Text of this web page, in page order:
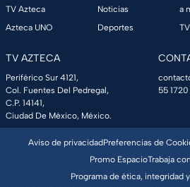
TV Azteca
Azteca UNO
Noticias
Deportes
a
TV AZTECA
Periférico Sur 4121,
Col. Fuentes Del Pedregal,
C.P. 14141,
Ciudad De México, México.
55 1720
Aviso de privacidadPreferencias de
Promo EspacioTrabaja
Programa de ética, integridad